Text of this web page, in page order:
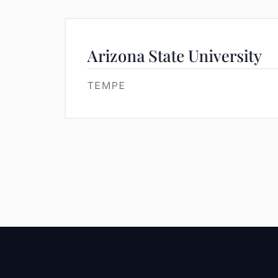
Arizona State University
TEMPE